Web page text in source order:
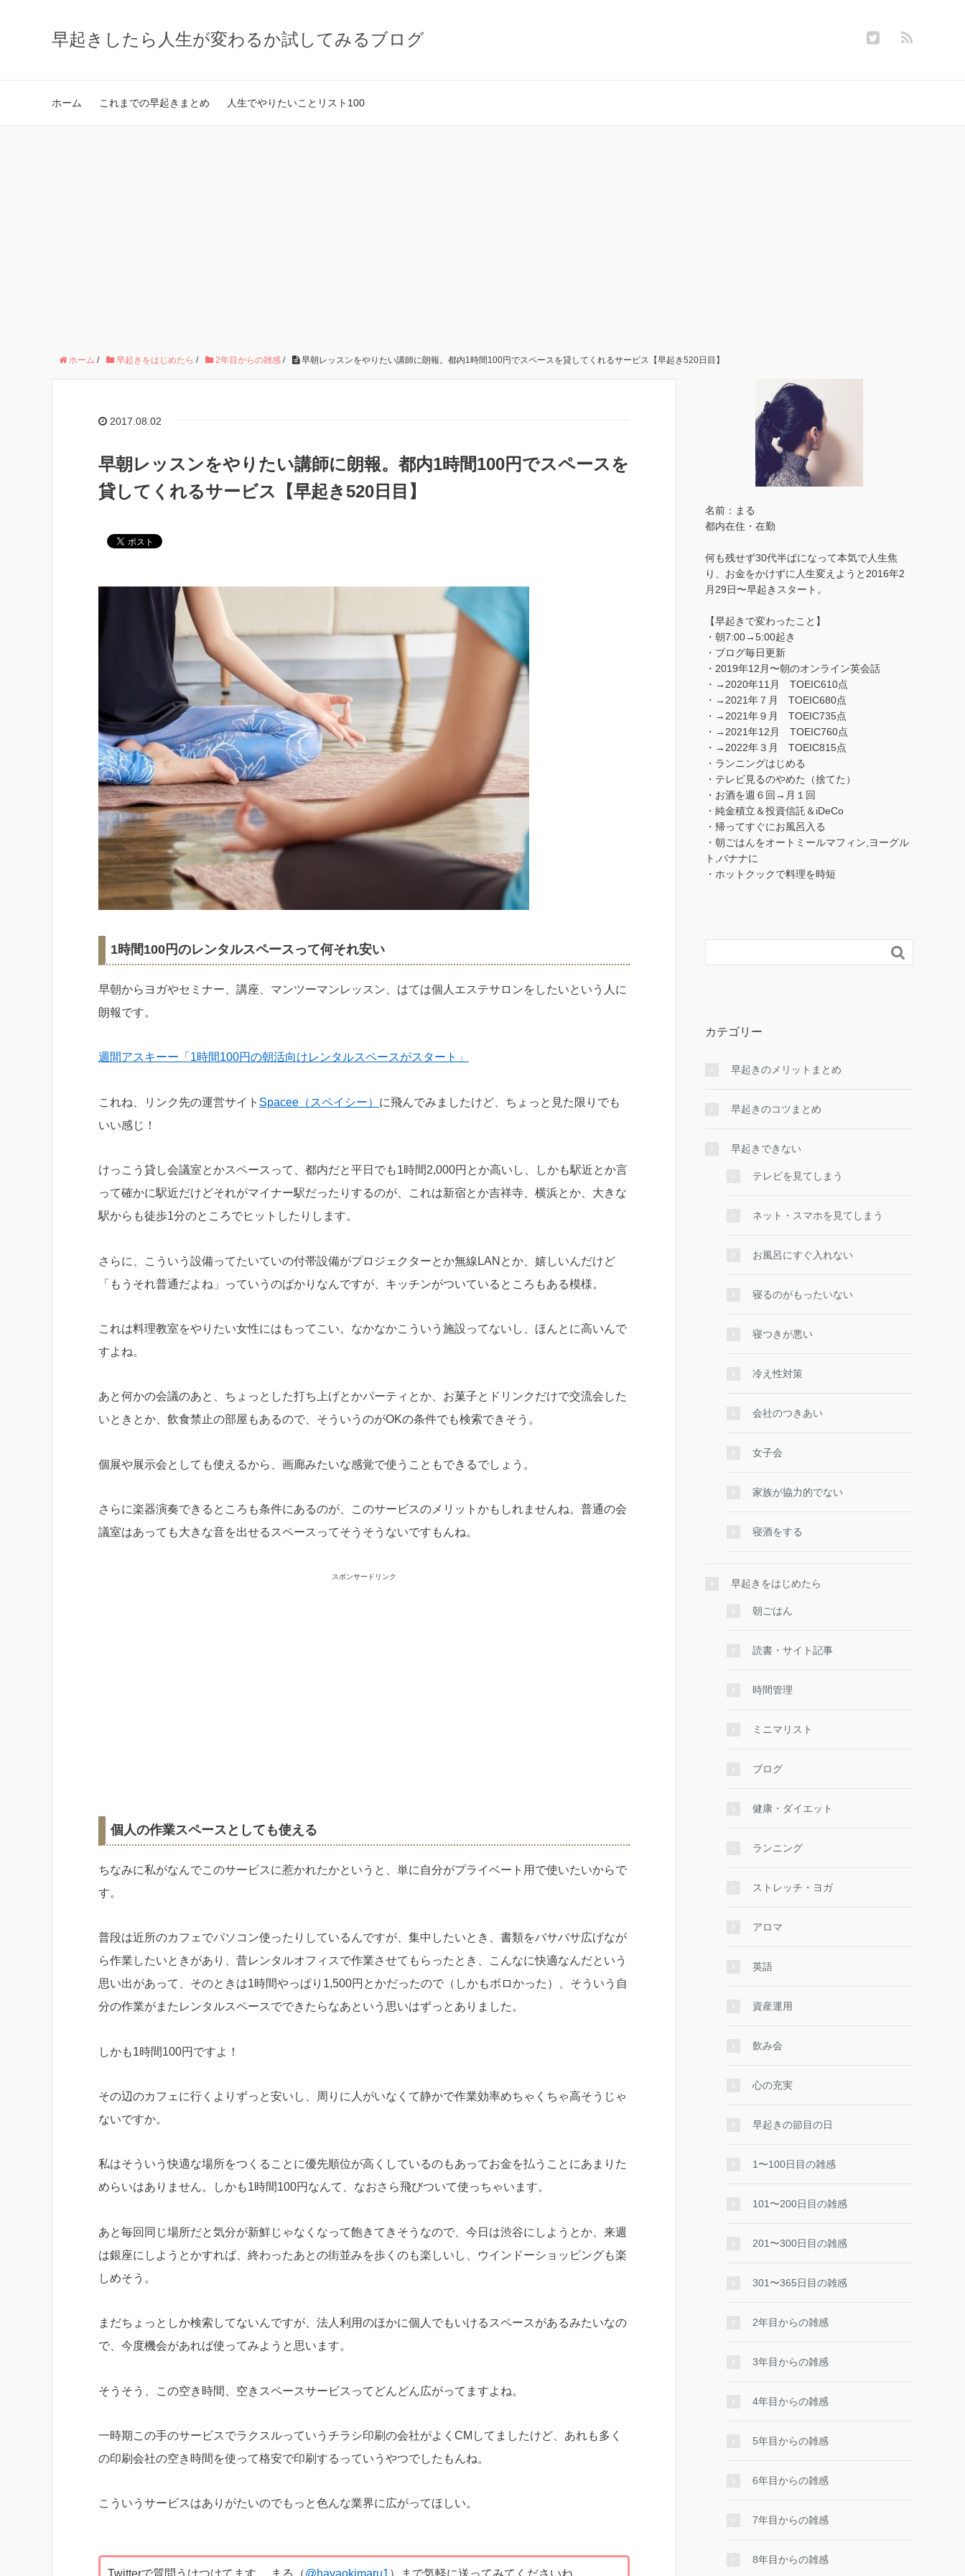
早起きしたら人生が変わるか試してみるブログ
ホーム これまでの早起きまとめ 人生でやりたいことリスト100
ホーム / 早起きをはじめたら / 2年目からの雑感 / 早朝レッスンをやりたい講師に朗報。都内1時間100円でスペースを貸してくれるサービス【早起き520日目】
2017.08.02
早朝レッスンをやりたい講師に朗報。都内1時間100円でスペースを
貸してくれるサービス【早起き520日目】
1時間100円のレンタルスペースって何それ安い
早朝からヨガやセミナー、講座、マンツーマンレッスン、はては個人エステサロンをしたいという人に
朗報です。
週間アスキーー「1時間100円の朝活向けレンタルスペースがスタート」
これね、リンク先の運営サイト Spacee（スペイシー） に飛んでみましたけど、ちょっと見た限りでも
いい感じ！
けっこう貸し会議室とかスペースって、都内だと平日でも1時間2,000円とか高いし、しかも駅近とか言
って確かに駅近だけどそれがマイナー駅だったりするのが、これは新宿とか吉祥寺、横浜とか、大きな
駅からも徒歩1分のところでヒットしたりします。
さらに、こういう設備ってたいていの付帯設備がプロジェクターとか無線LANとか、嬉しいんだけど
「もうそれ普通だよね」っていうのばかりなんですが、キッチンがついているところもある模様。
これは料理教室をやりたい女性にはもってこい。なかなかこういう施設ってないし、ほんとに高いんで
すよね。
あと何かの会議のあと、ちょっとした打ち上げとかパーティとか、お菓子とドリンクだけで交流会した
いときとか、飲食禁止の部屋もあるので、そういうのがOKの条件でも検索できそう。
個展や展示会としても使えるから、画廊みたいな感覚で使うこともできるでしょう。
さらに楽器演奏できるところも条件にあるのが、このサービスのメリットかもしれませんね。普通の会
議室はあっても大きな音を出せるスペースってそうそうないですもんね。
スポンサードリンク
個人の作業スペースとしても使える
ちなみに私がなんでこのサービスに惹かれたかというと、単に自分がプライベート用で使いたいからで
す。
普段は近所のカフェでパソコン使ったりしているんですが、集中したいとき、書類をバサバサ広げなが
ら作業したいときがあり、昔レンタルオフィスで作業させてもらったとき、こんなに快適なんだという
思い出があって、そのときは1時間やっぱり1,500円とかだったので（しかもボロかった）、そういう自
分の作業がまたレンタルスペースでできたらなあという思いはずっとありました。
しかも1時間100円ですよ！
その辺のカフェに行くよりずっと安いし、周りに人がいなくて静かで作業効率めちゃくちゃ高そうじゃ
ないですか。
私はそういう快適な場所をつくることに優先順位が高くしているのもあってお金を払うことにあまりた
めらいはありません。しかも1時間100円なんて、なおさら飛びついて使っちゃいます。
あと毎回同じ場所だと気分が新鮮じゃなくなって飽きてきそうなので、今日は渋谷にしようとか、来週
は銀座にしようとかすれば、終わったあとの街並みを歩くのも楽しいし、ウインドーショッピングも楽
しめそう。
まだちょっとしか検索してないんですが、法人利用のほかに個人でもいけるスペースがあるみたいなの
で、今度機会があれば使ってみようと思います。
そうそう、この空き時間、空きスペースサービスってどんどん広がってますよね。
一時期この手のサービスでラクスルっていうチラシ印刷の会社がよくCMしてましたけど、あれも多く
の印刷会社の空き時間を使って格安で印刷するっていうやつでしたもんね。
こういうサービスはありがたいのでもっと色んな業界に広がってほしい。
Twitterで質問うけつけてます。 まる（@hayaokimaru1 ）まで気軽に送ってみてくださいね
名前：まる
都内在住・在勤
何も残せず30代半ばになって本気で人生焦
り、お金をかけずに人生変えようと2016年2
月29日〜早起きスタート。
【早起きで変わったこと】
・朝7:00→5:00起き
・ブログ毎日更新
・2019年12月〜朝のオンライン英会話
・→2020年11月 TOEIC610点
・→2021年７月 TOEIC680点
・→2021年９月 TOEIC735点
・→2021年12月 TOEIC760点
・→2022年３月 TOEIC815点
・ランニングはじめる
・テレビ見るのやめた（捨てた）
・お酒を週６回→月１回
・純金積立＆投資信託＆iDeCo
・帰ってすぐにお風呂入る
・朝ごはんをオートミールマフィン,ヨーグル
ト,バナナに
・ホットクックで料理を時短

カテゴリー
早起きのメリットまとめ
早起きのコツまとめ
早起きできない
テレビを見てしまう
ネット・スマホを見てしまう
お風呂にすぐ入れない
寝るのがもったいない
寝つきが悪い
冷え性対策
会社のつきあい
女子会
家族が協力的でない
寝酒をする
早起きをはじめたら
朝ごはん
読書・サイト記事
時間管理
ミニマリスト
ブログ
健康・ダイエット
ランニング
ストレッチ・ヨガ
アロマ
英語
資産運用
飲み会
心の充実
早起きの節目の日
1〜100日目の雑感
101〜200日目の雑感
201〜300日目の雑感
301〜365日目の雑感
2年目からの雑感
3年目からの雑感
4年目からの雑感
5年目からの雑感
6年目からの雑感
7年目からの雑感
8年目からの雑感